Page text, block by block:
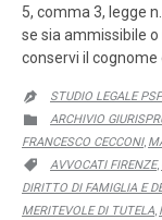
5, comma 3, legge
se sia ammissibile
conservi il cognome

STUDIO LEGALE PSP

CATEGORY
ARCHIVIO
FRANCESCO CECCONI,

CATEGORY
AVVOCATI FIRENZE,
DIRITTO DI FAMIGLIA E
MERITEVOLE DI TUTELA